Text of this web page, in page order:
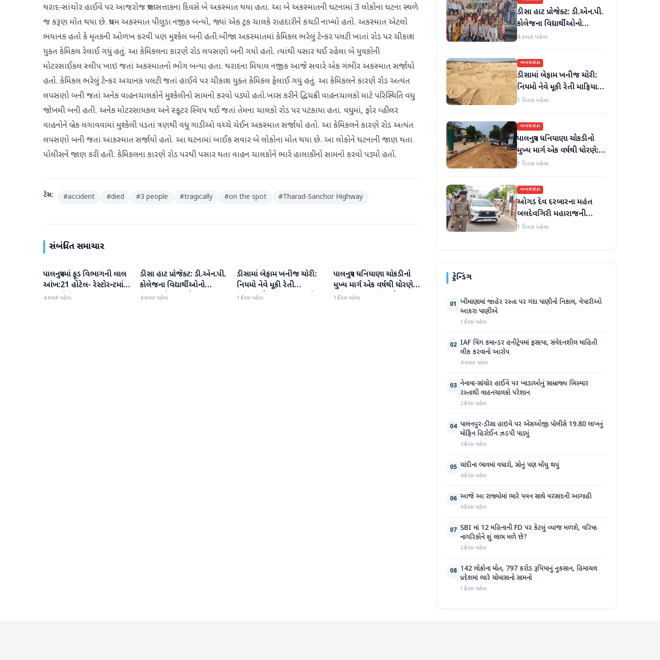
થરાદ-સાંચોર હાઈવે પર આજરોજ પ્રજાસત્તાકના દિવસે બે અકસ્માત થયા હતા. આ બે અકસ્માતની ઘટનામાં 3 લોકોના ઘટના સ્થળે
જ કરૂણ મોત થયા છે. પ્રથમ અકસ્માત પીલુડા નજીક બન્યો, જ્યાં એક ટ્રક ચાલકે રાહદારીને કચડી નાખ્યો હતો. અકસ્માત એટલો
ભયાનક હતો કે મૃતકની ઓળખ કરવી પણ મુશ્કેલ બની હતી.બીજા અકસ્માતમાં કેમિકલ ભરેલું ટેન્કર પલટી ખાતાં રોડ પર ચીકાશ
યુક્ત કેમિકલ રેલાઈ ગયું હતું. આ કેમિકલના કારણે રોડ લપસણો બની ગયો હતો. ત્યાંથી પસાર થઈ રહેલા બે યુવકોની
મોટરસાઈકલ સ્લીપ ખાઇ જતાં અકસ્માતનો ભોગ બન્યા હતા. થરાદના મિયાલ નજીક આજે સવારે એક ગંભીર અકસ્માત સર્જાયો
હતો. કેમિકલ ભરેલું ટેન્કર અચાનક પલટી જતાં હાઈવે પર ચીકાશ યુક્ત કેમિકલ ફેલાઈ ગયું હતું. આ કેમિકલને કારણે રોડ અત્યંત
લપસણો બની જતાં અનેક વાહનચાલકોને મુશ્કેલીનો સામનો કરવો પડ્યો હતો.ખાસ કરીને દ્વિચક્રી વાહનચાલકો માટે પરિસ્થિતિ વધુ
જોખમી બની હતી. અનેક મોટરસાયકલ અને સ્કૂટર સ્લિપ થઈ જતાં તેમના ચાલકો રોડ પર પટકાયા હતા. વધુમાં, ફોર વ્હીલર
વાહનોને બ્રેક લગાવવામાં મુશ્કેલી પડતાં ત્રણથી વધુ ગાડીઓ વચ્ચે ચેઈન અકસ્માત સર્જાયો હતો. આ કેમિકલને કારણે રોડ અત્યંત
લપસણો બની જતાં આકસ્માત સર્જાયો હતો. આ ઘટનામાં બાઈક સવાર બે લોકોના મોત થયા છે. આ લોકોને ઘટનાની જાણ થતા
પોલીસને જાણ કરી હતી. કેમિકલના કારણે રોડ પરથી પસાર થતા વાહન ચાલકોને ભારે હાલાકીનો સામનો કરવો પડ્યો હતો.
ટેગ્સ: #accident #died #3 people #tragically #on the spot #Tharad-Sanchor Highway
સંબંધિત સમાચાર
બનાસકાંઠા
પાલનપુરમાં ફૂડ વિભાગની લાલ
આંખ:21 હોટેલ- રેસ્ટોરન્ટમાં
સઘન ચેકિંગ
4 કલાક પહેલા
બનાસકાંઠા
ડીસા હાટ પ્રોજેક્ટ: ડી.એન.પી.
કોલેજના વિદ્યાર્થીઓનો
ઉત્સાહભેર સહયોગ
4 કલાક પહેલા
બનાસકાંઠા
ડીસામાં બેફામ ખનીજ ચોરી:
નિયમો નેવે મૂકી રેતી
માફિયાઓ સક્રિય, તંત્ર સામે
1 દિવસ પહેલા
બનાસકાંઠા
પાલનપુર ધનિયાણા ચોકડીનો
મુખ્ય માર્ગ એક વર્ષથી ધોરણે:
ગટરલાઇન પછી રસ્તો ન
1 દિવસ પહેલા
ડીસા હાટ પ્રોજેક્ટ: ડી.એન.પી.
કોલેજના વિદ્યાર્થીઓનો
ઉત્સાહભેર સહયોગ
4 કલાક પહેલા
બનાસકાંઠા
ડીસામાં બેફામ ખનીજ ચોરી:
નિયમો નેવે મૂકી રેતી માફિયાઓ
સક્રિય, તંત્ર સામે સવાલો
1 દિવસ પહેલા
બનાસકાંઠા
પાલનપુર ધનિયાણા ચોકડીનો
મુખ્ય માર્ગ એક વર્ષથી ધોરણે:
ગટરલાઇન પછી રસ્તો ન
1 દિવસ પહેલા
બનાસકાંઠા
ઓગડ દેવ દરબારના મહંત
બલદેવગિરી મહારાજની
અટકાયત બાદ જામીન પર
1 દિવસ પહેલા
ટ્રેન્ડિંગ
01 ખીમાણામાં જાહેર રસ્તા પર ગંદા પાણીનો નિકાલ, વેપારીઓ
આકરા પાણીએ
1 દિવસ પહેલા
02 IAF વિંગ કમાન્ડર હનીટ્રેપમાં ફસાયા, સંવેદનશીલ માહિતી
લીક કરવાનો આરોપ
4 કલાક પહેલા
03 નેનાવા-સાંચોર હાઈવે પર ખાડાઓનું સામ્રાજ્ય બિસ્માર
રસ્તાથી વાહનચાલકો પરેશાન
3 દિવસ પહેલા
04 પાલનપુર-ડીસા હાઇવે પર એસઓજી પોલીસે 19.80 લાખનું
મોર્ફિન હિરોઈન ઝડપી પાડ્યું
3 દિવસ પહેલા
05 ચાંદીના ભાવમાં વધારો, સોનું પણ મોંઘુ થયું
4 દિવસ પહેલા
06 આજે આ રાજ્યોમાં ભારે પવન સાથે વરસાદની આગાહી
4 દિવસ પહેલા
07 SBI માં 12 મહિનાની FD પર કેટલું વ્યાજ મળશે, વરિષ્ઠ
નાગરિકોને શું લાભ મળે છે?
2 દિવસ પહેલા
08 142 લોકોના મોત, 797 કરોડ રૂપિયાનું નુકસાન, હિમાચલ
પ્રદેશમાં ભારે ચોમાસાનો સામનો
1 દિવસ પહેલા